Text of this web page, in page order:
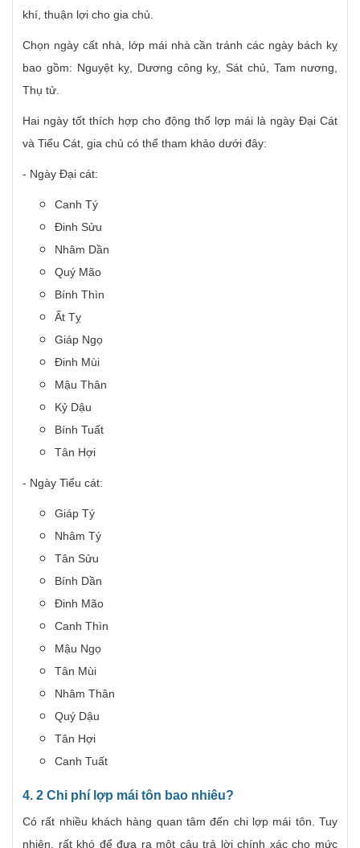
khí, thuận lợi cho gia chủ.
Chọn ngày cất nhà, lớp mái nhà cần tránh các ngày bách kỵ
bao gồm: Nguyệt kỵ, Dương công kỵ, Sát chủ, Tam nương,
Thụ tử.
Hai ngày tốt thích hợp cho động thổ lợp mái là ngày Đại Cát
và Tiểu Cát, gia chủ có thể tham khảo dưới đây:
- Ngày Đại cát:
Canh Tý
Đinh Sửu
Nhâm Dần
Quý Mão
Bính Thìn
Ất Tỵ
Giáp Ngọ
Đinh Mùi
Mậu Thân
Kỷ Dậu
Bính Tuất
Tân Hợi
- Ngày Tiểu cát:
Giáp Tý
Nhâm Tý
Tân Sửu
Bính Dần
Đinh Mão
Canh Thìn
Mậu Ngọ
Tân Mùi
Nhâm Thân
Quý Dậu
Tân Hợi
Canh Tuất
4. 2 Chi phí lợp mái tôn bao nhiêu?
Có rất nhiều khách hàng quan tâm đến chi lợp mái tôn. Tuy
nhiên, rất khó để đưa ra một câu trả lời chính xác cho mức